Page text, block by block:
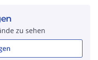
zu sehen